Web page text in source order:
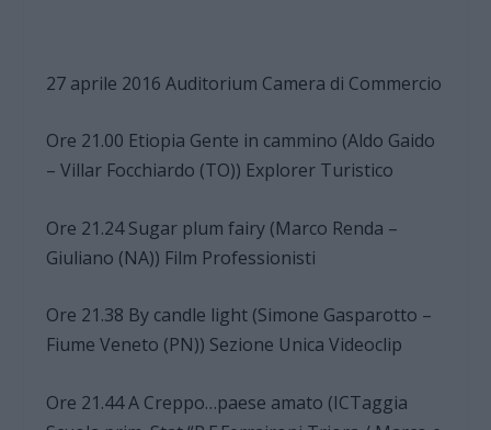
27 aprile 2016 Auditorium Camera di Commercio
Ore 21.00 Etiopia Gente in cammino (Aldo Gaido
– Villar Focchiardo (TO)) Explorer Turistico
Ore 21.24 Sugar plum fairy (Marco Renda –
Giuliano (NA)) Film Professionisti
Ore 21.38 By candle light (Simone Gasparotto –
Fiume Veneto (PN)) Sezione Unica Videoclip
Ore 21.44 A Creppo…paese amato (ICTaggia